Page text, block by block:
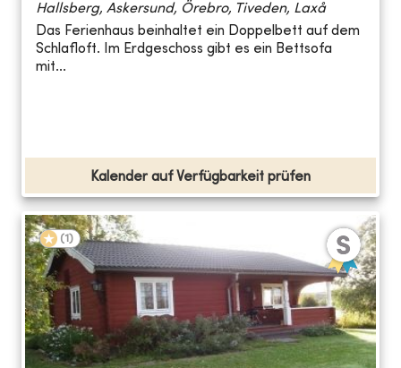
Hallsberg, Askersund, Örebro, Tiveden, Laxå
Das Ferienhaus beinhaltet ein Doppelbett auf dem
Schlafloft. Im Erdgeschoss gibt es ein Bettsofa
mit...
Kalender auf Verfügbarkeit prüfen
(1 )